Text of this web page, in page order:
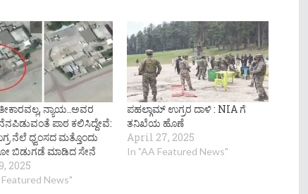
ನ್ಯಾಯ..ಅವರ
ಪಾಠ ಕಲಿಸಿದ್ದೇವೆ:
ನೆಲೆ ಧ್ವಂಸದ ಮತ್ತೊಂದು
ಬಿಡುಗಡೆ ಮಾಡಿದ ಸೇನೆ
2025
Featured News"
ಪಹಲ್ಗಾಮ್‌ ಉಗ್ರರ ದಾಳಿ : NIA ಗೆ
ತನಿಖೆಯ ಹೊಣೆ
April 27, 2025
In "AA Featured News"